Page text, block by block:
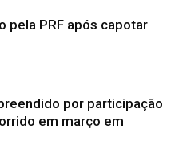
pela PRF após capotar
por participação
em março em